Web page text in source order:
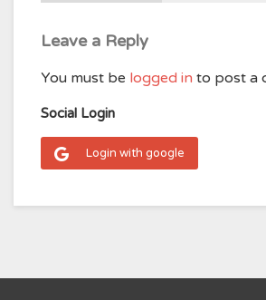
Leave a Reply
You must be logged in to post a
Social Login
Login with google